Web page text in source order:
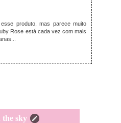
produto, mas parece muito
Rose está cada vez com mais
sky